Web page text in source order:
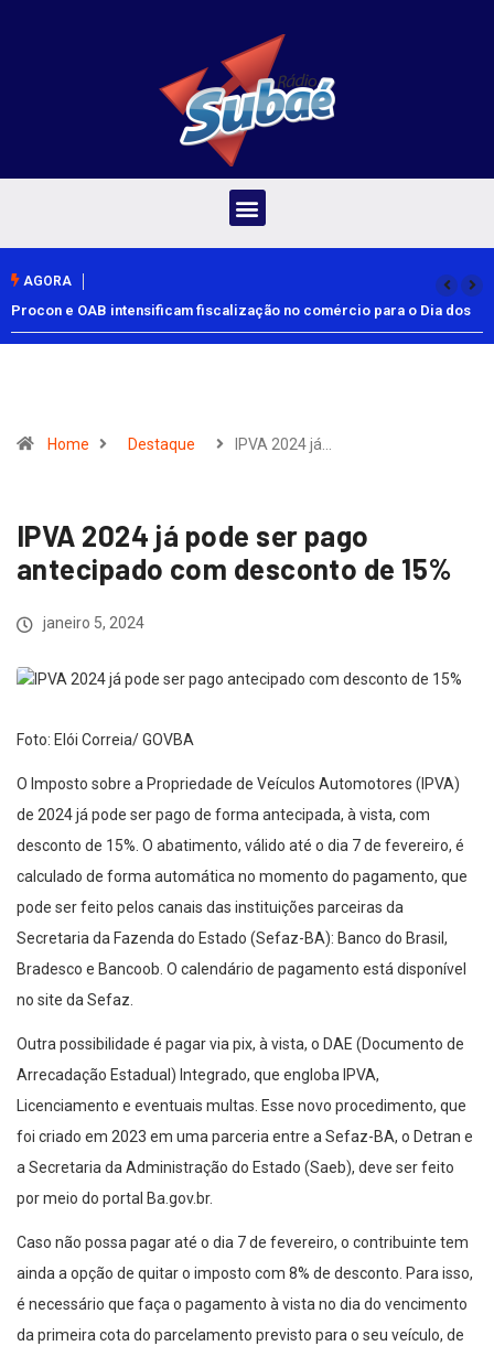
AGORA
Procon e OAB intensificam fiscalização no comércio para o Dia dos
Pais
Home Destaque IPVA 2024 já…
IPVA 2024 já pode ser pago
antecipado com desconto de 15%
janeiro 5, 2024
Foto: Elói Correia/ GOVBA
O Imposto sobre a Propriedade de Veículos Automotores (IPVA)
de 2024 já pode ser pago de forma antecipada, à vista, com
desconto de 15%. O abatimento, válido até o dia 7 de fevereiro, é
calculado de forma automática no momento do pagamento, que
pode ser feito pelos canais das instituições parceiras da
Secretaria da Fazenda do Estado (Sefaz-BA): Banco do Brasil,
Bradesco e Bancoob. O calendário de pagamento está disponível
no site da Sefaz.
Outra possibilidade é pagar via pix, à vista, o DAE (Documento de
Arrecadação Estadual) Integrado, que engloba IPVA,
Licenciamento e eventuais multas. Esse novo procedimento, que
foi criado em 2023 em uma parceria entre a Sefaz-BA, o Detran e
a Secretaria da Administração do Estado (Saeb), deve ser feito
por meio do portal Ba.gov.br.
Caso não possa pagar até o dia 7 de fevereiro, o contribuinte tem
ainda a opção de quitar o imposto com 8% de desconto. Para isso,
é necessário que faça o pagamento à vista no dia do vencimento
da primeira cota do parcelamento previsto para o seu veículo, de